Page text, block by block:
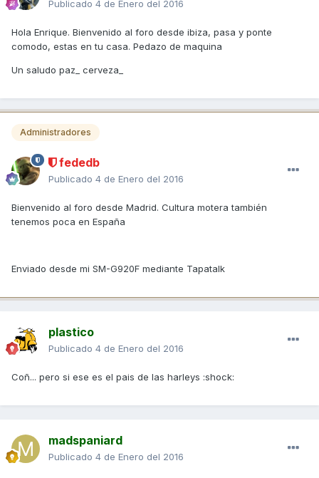
Publicado 4 de Enero del 2016
Hola Enrique. Bienvenido al foro desde ibiza, pasa y ponte
comodo, estas en tu casa. Pedazo de maquina
Un saludo paz_ cerveza_
Administradores
fededb
Publicado 4 de Enero del 2016
Bienvenido al foro desde Madrid. Cultura motera también
tenemos poca en España
Enviado desde mi SM-G920F mediante Tapatalk
plastico
Publicado 4 de Enero del 2016
Coñ... pero si ese es el pais de las harleys :shock:
madspaniard
Publicado 4 de Enero del 2016